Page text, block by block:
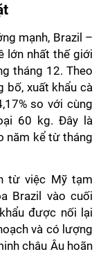
mạnh, Brazil –
lớn nhất thế giới
tháng 12. Theo
bố, xuất khẩu cà
so với cùng
60 kg. Đây là
năm kể từ tháng
từ việc Mỹ tạm
Brazil vào cuối
được nối lại
và có lượng
châu Âu hoãn